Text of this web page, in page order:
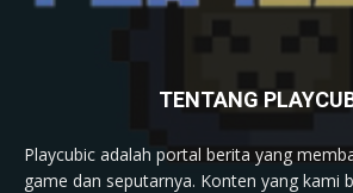
TENTANG
Playcubic adalah portal berita yang
game dan seputarnya. Konten yang kami